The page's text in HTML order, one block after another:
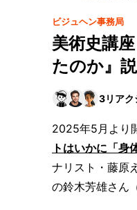
ビジュヘン事務局
美術史講
たのか』
3リア
2025年5月より
トはいかに「身
ナリスト・藤原
の鈴木芳雄さん